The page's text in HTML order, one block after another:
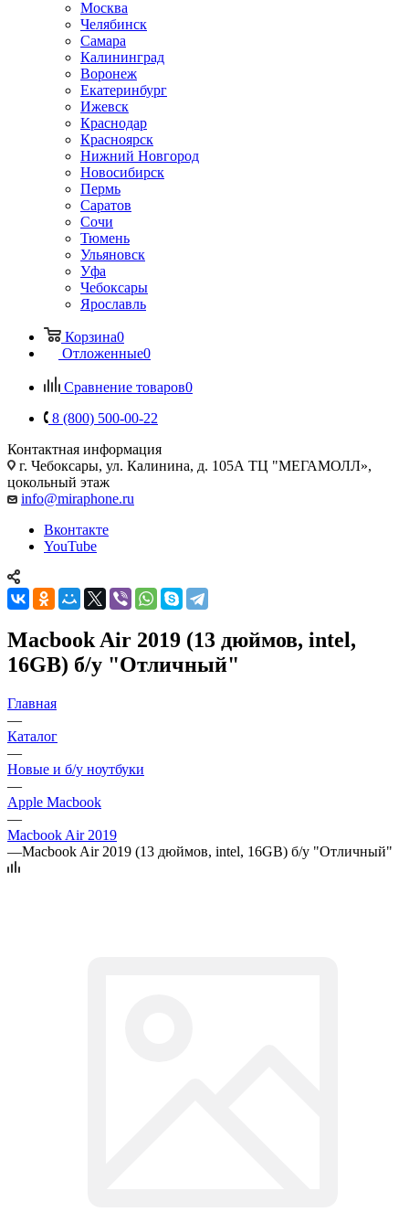
Москва
Челябинск
Самара
Калининград
Воронеж
Екатеринбург
Ижевск
Краснодар
Красноярск
Нижний Новгород
Новосибирск
Пермь
Саратов
Сочи
Тюмень
Ульяновск
Уфа
Чебоксары
Ярославль
Корзина0
Отложенные0
Сравнение товаров0
8 (800) 500-00-22
Контактная информация
г. Чебоксары, ул. Калинина, д. 105А ТЦ "МЕГАМОЛЛ»,
цокольный этаж
info@miraphone.ru
Вконтакте
YouTube
Macbook Air 2019 (13 дюймов, intel,
16GB) б/у "Отличный"
Главная
—
Каталог
—
Новые и б/у ноутбуки
—
Apple Macbook
—
Macbook Air 2019
—Macbook Air 2019 (13 дюймов, intel, 16GB) б/у "Отличный"